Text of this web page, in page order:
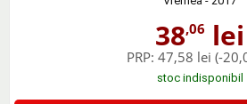
38,06 lei
PRP: 47,58 lei (-
stoc indisponibil